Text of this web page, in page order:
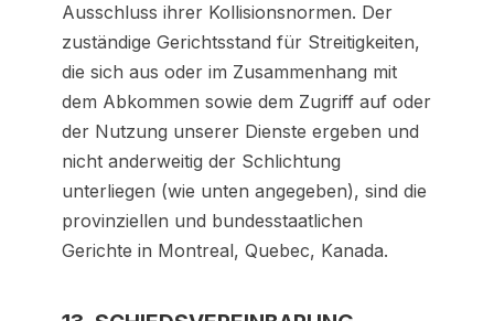
Ausschluss ihrer Kollisionsnormen. Der
zuständige Gerichtsstand für Streitigkeiten,
die sich aus oder im Zusammenhang mit
dem Abkommen sowie dem Zugriff auf oder
der Nutzung unserer Dienste ergeben und
nicht anderweitig der Schlichtung
unterliegen (wie unten angegeben), sind die
provinziellen und bundesstaatlichen
Gerichte in Montreal, Quebec, Kanada.